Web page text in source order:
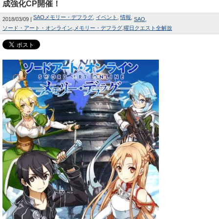
成強化CP開催！
2018/03/09 SAOメモリー・デフラグ イベント 情報 SAO
ソード・アート・オンライン メモリー・デフラグ 曜日クエスト全解放